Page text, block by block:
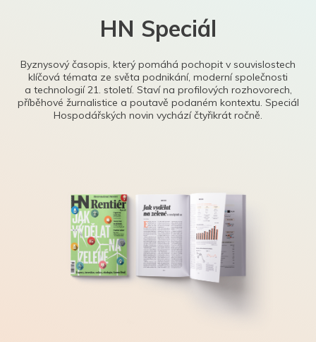
HN Speciál
Byznysový časopis, který pomáhá pochopit v souvislostech
klíčová témata ze světa podnikání, moderní společnosti
a technologií 21. století. Staví na profilových rozhovorech,
příběhové žurnalistice a poutavě podaném kontextu. Speciál
Hospodářských novin vychází čtyřikrát ročně.